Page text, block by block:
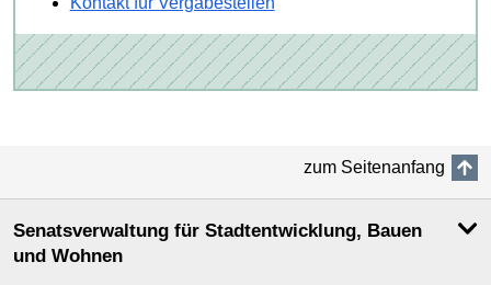
zum Seitenanfang
Senatsverwaltung für Stadtentwicklung, Bauen
und Wohnen